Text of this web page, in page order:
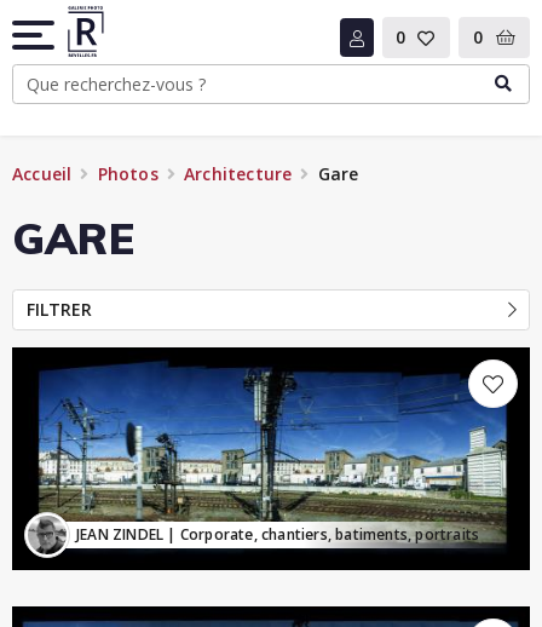
0 0
Accueil Photos Architecture Gare
GARE
FILTRER
JEAN ZINDEL | Corporate, chantiers, batiments, portraits